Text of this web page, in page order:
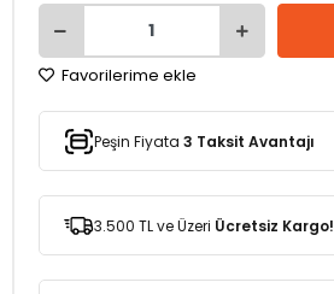
Favorilerime ekle
Peşin Fiyata 3 Taksit Avantajı
3.500 TL ve Üzeri Ücretsiz Kargo!